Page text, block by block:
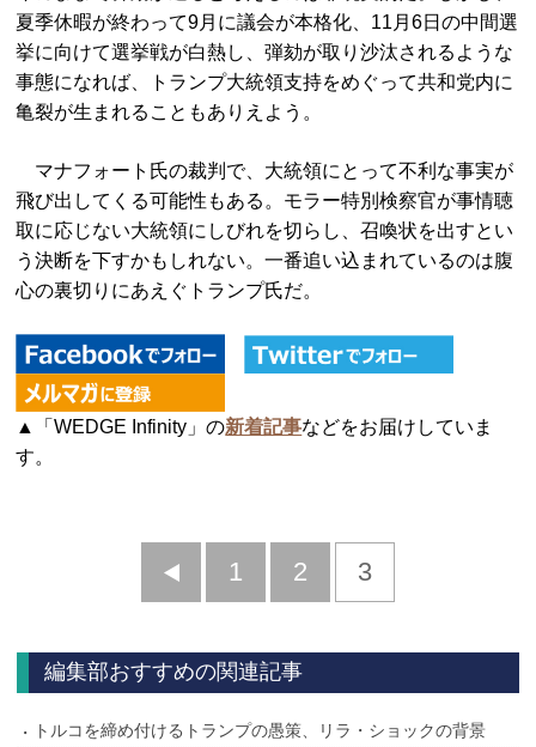
夏季休暇が終わって9月に議会が本格化、11月6日の中間選
挙に向けて選挙戦が白熱し、弾劾が取り沙汰されるような
事態になれば、トランプ大統領支持をめぐって共和党内に
亀裂が生まれることもありえよう。
マナフォート氏の裁判で、大統領にとって不利な事実が
飛び出してくる可能性もある。モラー特別検察官が事情聴
取に応じない大統領にしびれを切らし、召喚状を出すとい
う決断を下すかもしれない。一番追い込まれているのは腹
心の裏切りにあえぐトランプ氏だ。
▲「WEDGE Infinity」の新着記事などをお届けしていま
す。
前
1 2 3
編集部おすすめの関連記事
トルコを締め付けるトランプの愚策、リラ・ショックの背景